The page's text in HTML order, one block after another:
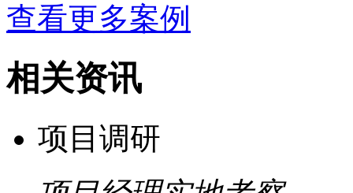
查看更多案例
相关资讯
项目调研